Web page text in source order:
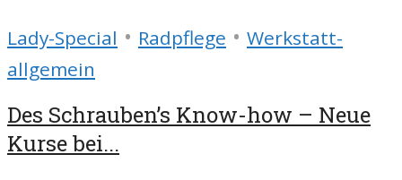
Lady-Special • Radpflege • Werkstatt-
allgemein
Des Schrauben’s Know-how – Neue
Kurse bei...